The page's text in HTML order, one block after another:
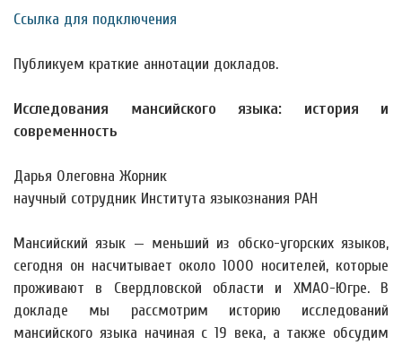
Ссылка для подключения
Публикуем краткие аннотации докладов.
Исследования мансийского языка: история и
современность
Дарья Олеговна Жорник
научный сотрудник Института языкознания РАН
Мансийский язык — меньший из обско-угорских языков,
сегодня он насчитывает около 1000 носителей, которые
проживают в Свердловской области и ХМАО-Югре. В
докладе мы рассмотрим историю исследований
мансийского языка начиная с 19 века, а также обсудим